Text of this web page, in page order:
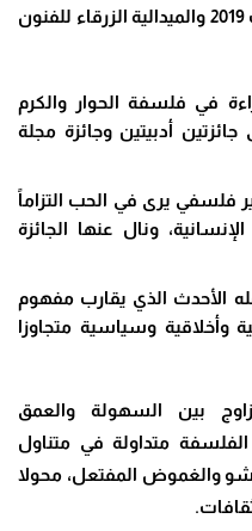
والجوائز، كجائزة معرض كندا للكتاب 2019 والميدالية الزرقاء للفنون
(2018): قراءة في فلسفة الحوار والكرم
أدبيتين وجائزة مجلة
(2021): تفسير فلسفي يرى في الحب التزاماً
ونال عنها الجائزة
(2025): عمله الأحدث الذي يقارب مفهوم
وأخلاقية وسياسية متجاوزا
بين السهولة والعمق
متداولة في متناول
والغموض المفتعل، محولا